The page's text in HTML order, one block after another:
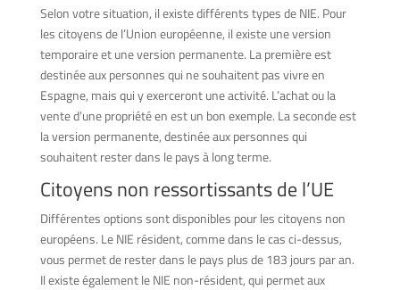
Selon votre situation, il existe différents types de NIE. Pour
les citoyens de l’Union européenne, il existe une version
temporaire et une version permanente. La première est
destinée aux personnes qui ne souhaitent pas vivre en
Espagne, mais qui y exerceront une activité. L’achat ou la
vente d’une propriété en est un bon exemple. La seconde est
la version permanente, destinée aux personnes qui
souhaitent rester dans le pays à long terme.
Citoyens non ressortissants de l’UE
Différentes options sont disponibles pour les citoyens non
européens. Le NIE résident, comme dans le cas ci-dessus,
vous permet de rester dans le pays plus de 183 jours par an.
Il existe également le NIE non-résident, qui permet aux